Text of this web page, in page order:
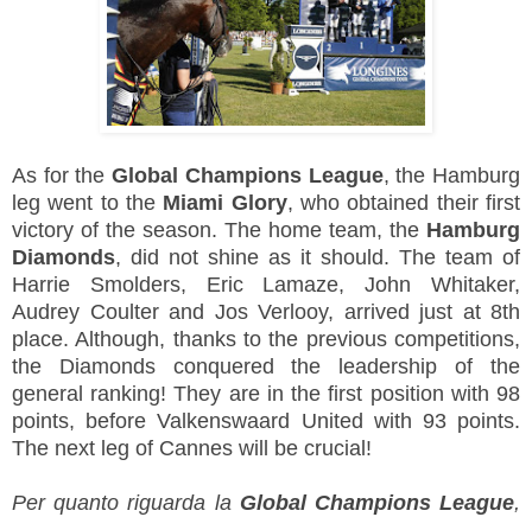
As for theGlobal Champions League, the Hamburg
leg went to the Miami Glory, who obtained their first
victory of the season. The home team, the Hamburg
Diamonds, did not shine as it should. The team of
Harrie Smolders, Eric Lamaze, John Whitaker,
Audrey Coulter and Jos Verlooy, arrived just at 8th
place. Although, thanks to the previous competitions,
the Diamonds conquered the leadership of the
general ranking! They are in the first position with 98
points, before Valkenswaard United with 93 points.
The next leg of Cannes will be crucial!
Per quanto riguarda la Global Champions League,